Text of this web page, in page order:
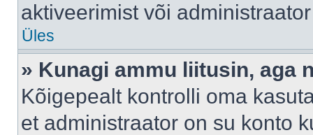
aktiveerimist või
Üles
» Kunagi ammu liitusin, aga
Kõigepealt kontrolli oma
et administraator on su konto